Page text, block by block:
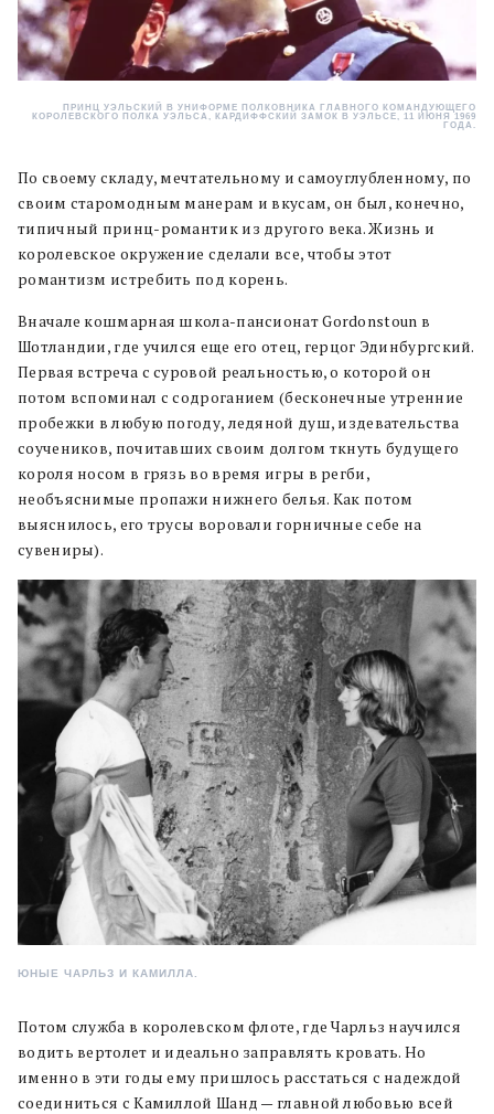
ПРИНЦ УЭЛЬСКИЙ В УНИФОРМЕ ПОЛКОВНИКА ГЛАВНОГО КОМАНДУЮЩЕГО
КОРОЛЕВСКОГО ПОЛКА УЭЛЬСА, КАРДИФФСКИЙ ЗАМОК В УЭЛЬСЕ, 11 ИЮНЯ 1969
ГОДА.
По своему складу, мечтательному и самоуглубленному, по
своим старомодным манерам и вкусам, он был, конечно,
типичный принц-романтик из другого века. Жизнь и
королевское окружение сделали все, чтобы этот
романтизм истребить под корень.
Вначале кошмарная школа-пансионат Gordonstoun в
Шотландии, где учился еще его отец, герцог Эдинбургский.
Первая встреча с суровой реальностью, о которой он
потом вспоминал с содроганием (бесконечные утренние
пробежки в любую погоду, ледяной душ, издевательства
соучеников, почитавших своим долгом ткнуть будущего
короля носом в грязь во время игры в регби,
необъяснимые пропажи нижнего белья. Как потом
выяснилось, его трусы воровали горничные себе на
сувениры).
ЮНЫЕ ЧАРЛЬЗ И КАМИЛЛА.
Потом служба в королевском флоте, где Чарльз научился
водить вертолет и идеально заправлять кровать. Но
именно в эти годы ему пришлось расстаться с надеждой
соединиться с Камиллой Шанд — главной любовью всей